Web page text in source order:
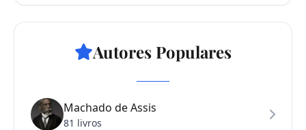
Autores Populares
Machado de Assis
81 livros